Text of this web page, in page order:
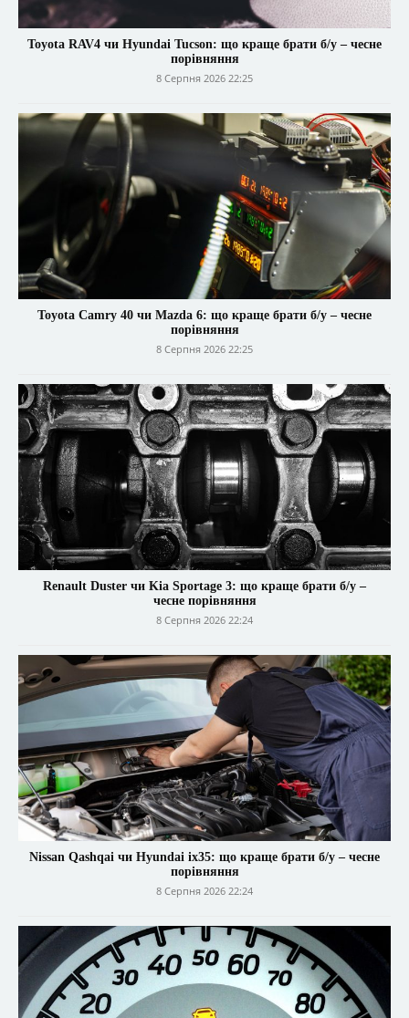
Toyota RAV4 чи Hyundai Tucson: що краще брати б/у – чесне
порівняння
8 Серпня 2026 22:25
Toyota Camry 40 чи Mazda 6: що краще брати б/у – чесне
порівняння
8 Серпня 2026 22:25
Renault Duster чи Kia Sportage 3: що краще брати б/у –
чесне порівняння
8 Серпня 2026 22:24
Nissan Qashqai чи Hyundai ix35: що краще брати б/у – чесне
порівняння
8 Серпня 2026 22:24